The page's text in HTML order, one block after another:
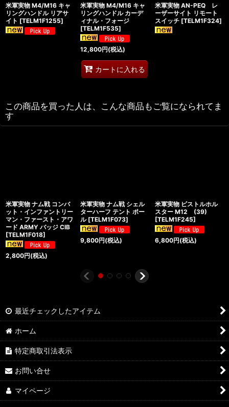
米軍実物 M4/M16 キャ
リングハンドル リアサ
イト [TELM1F1255]
米軍実物 M4/M16 キャ
リングハンドル カーデ
ィナル・フォージ
[TELM1F535]
12,800円(税込)
カートに入れる
米軍実物 AN-PEQ レ
ーザーサイト リモート
スイッチ [TELM1F324]
この商品を買った人は、こんな商品もご覧になられてま
す
米軍実物 ナム戦 コンバ
ット・インファントリー
マン・ファースト・アワ
ード ARMY バッジ CIB
[TELM1F018]
2,800円(税込)
米軍実物 ナム戦 シェル
ターハーフ テント ポー
ル [TELM1F073]
9,800円(税込)
米軍実物 ピストルホル
スター M12 (39)
[TELM1F245]
6,800円(税込)
最近チェックしたアイテム
ホーム
特定商取引法表示
お問い合せ
マイページ